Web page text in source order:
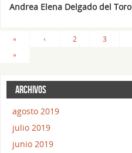
Andrea Elena Delgado del Toro
« ‹ 2 3
»
ARCHIVOS
agosto 2019
julio 2019
junio 2019